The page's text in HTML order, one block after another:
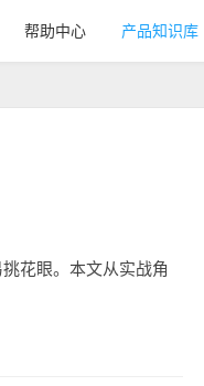
帮助中心 产品知识库
花眼。本文从实战角